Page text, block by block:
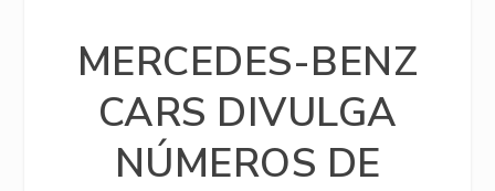
MERCEDES-BENZ
CARS DIVULGA
NÚMEROS DE